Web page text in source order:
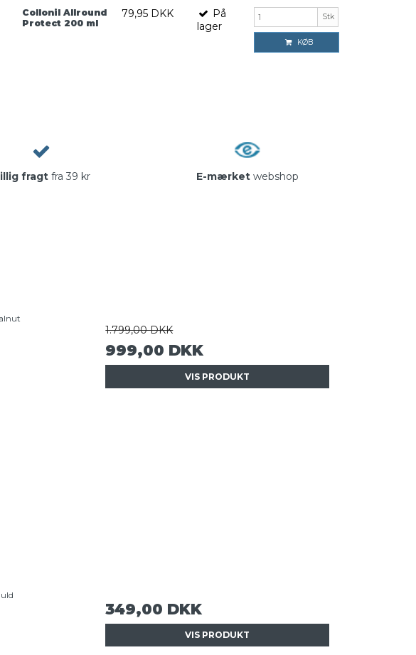
Collonil Allround
Protect 200 ml
79,95 DKK
På
lager
Stk
KØB
fragt fra 39 kr E-mærket webshop
1.799,00 DKK
999,00 DKK
VIS PRODUKT
349,00 DKK
VIS PRODUKT